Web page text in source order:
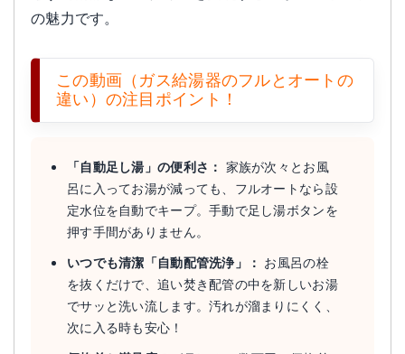
の魅力です。
この動画（ガス給湯器のフルとオートの
違い）の注目ポイント！
「自動足し湯」の便利さ： 家族が次々とお風
呂に入ってお湯が減っても、フルオートなら設
定水位を自動でキープ。手動で足し湯ボタンを
押す手間がありません。
いつでも清潔「自動配管洗浄」： お風呂の栓
を抜くだけで、追い焚き配管の中を新しいお湯
でサッと洗い流します。汚れが溜まりにくく、
次に入る時も安心！